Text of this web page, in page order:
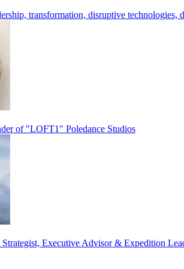
transformation, disruptive
of "LOFT1" Poledance Studios
Executive Advisor & Expedition